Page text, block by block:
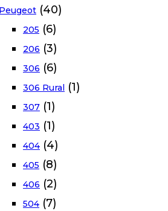
Peugeot (40)
205 (6)
206 (3)
306 (6)
306 Rural (1)
307 (1)
403 (1)
404 (4)
405 (8)
406 (2)
504 (7)